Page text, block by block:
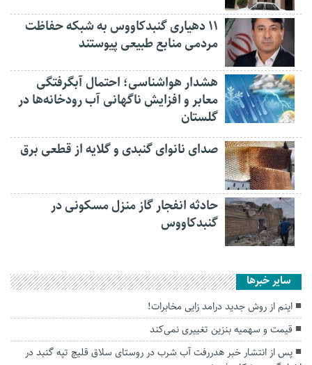
۱۱ دهیاری گنبدکاووس به شبکه حفاظت
مردمی منابع طبیعی پیوستند
هشدار هواشناسی؛ احتمال آبگرفتگی
معابر و افزایش ناگهانی آب رودخانه‌ها در
گلستان
صدای نانوای گنبدی و گلایه از قطعی برق
حادثه انفجار گاز منزل مسکونی در
گنبدکاووس
سایر خبرها
اینم از روش جدید درامد زایی مخابرات!
قیمت و سهمیه بنزین تغییری نمی‌کند
پس از انتشار خبر هدررفت آب شرب در روستای سلاق قلیچ تپه گنبد در